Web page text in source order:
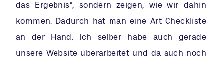
das Ergebnis“, sondern zeigen, wie wir dahin
kommen. Dadurch hat man eine Art Checkliste
an der Hand. Ich selber habe auch gerade
unsere Website überarbeitet und da auch noch